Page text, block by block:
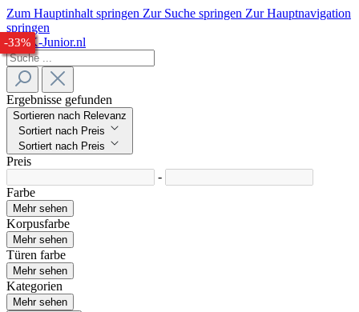
Zum Hauptinhalt springen Zur Suche springen Zur Hauptnavigation
springen
Ergebnisse gefunden
Sortieren nach Relevanz
Sortiert nach Preis
Sortiert nach Preis
Preis
-
Farbe
Mehr sehen
Korpusfarbe
Mehr sehen
Türen farbe
Mehr sehen
Kategorien
Mehr sehen
-23%
-27%
-27%
-32%
-33%